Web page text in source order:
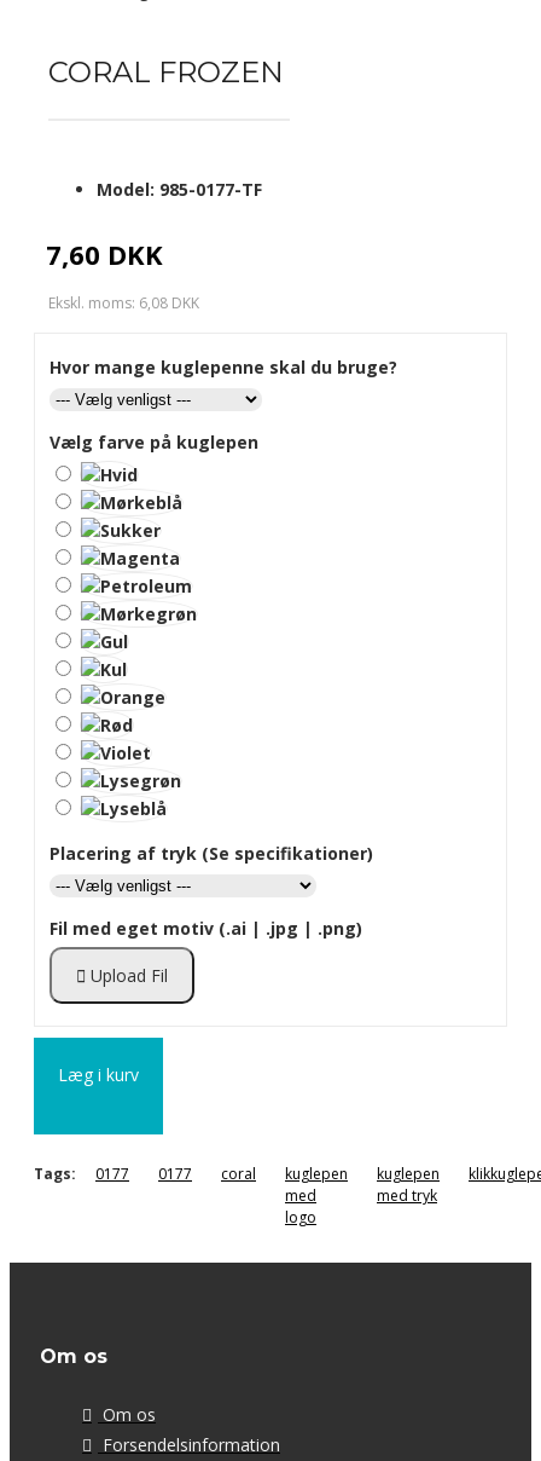
CORAL FROZEN
7,60 DKK
Ekskl. moms: 6,08 DKK
Model: 985-0177-TF
Hvor mange kuglepenne skal du bruge?
Vælg farve på kuglepen
Placering af tryk (Se specifikationer)
Fil med eget motiv (.ai | .jpg | .png)
Upload Fil
Læg i kurv
Tags: 0177 0177 coral
kuglepen
med
logo
kuglepen
med tryk
Om os
Om os
Forsendelsinformation